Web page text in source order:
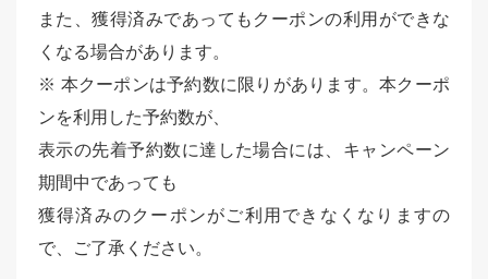
また、獲得済みであってもクーポンの利用ができな
くなる場合があります。
※ 本クーポンは予約数に限りがあります。本クーポ
ンを利用した予約数が、
表示の先着予約数に達した場合には、キャンペーン
期間中であっても
獲得済みのクーポンがご利用できなくなりますの
で、ご了承ください。